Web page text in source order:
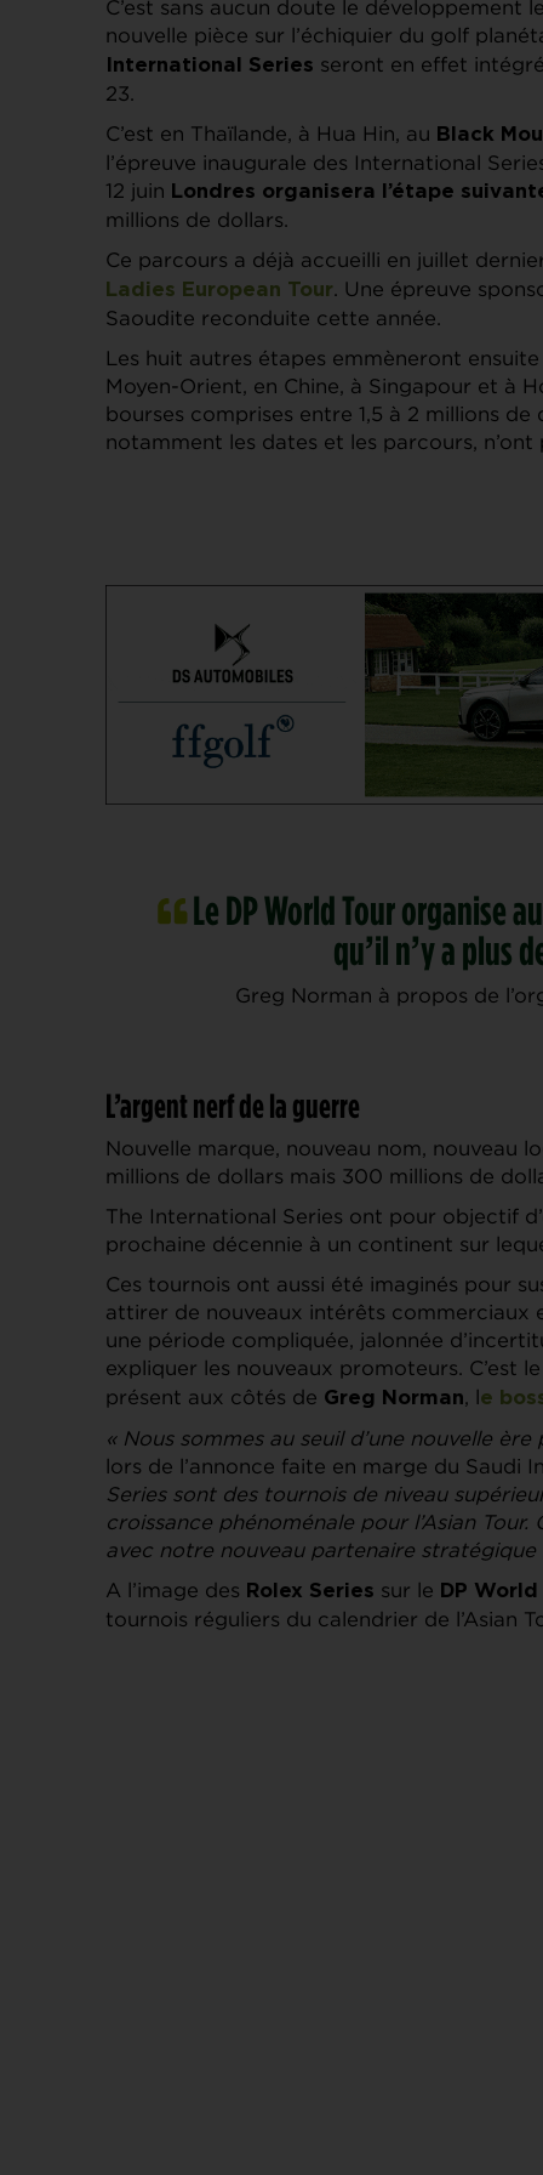
C’est sans aucun doute le développement
nouvelle pièce sur l’échiquier du golf
International Series seront en effet
23.
C’est en Thaïlande, à Hua Hin, au Black
l’épreuve inaugurale des International
12 juin Londres organisera l’étape
millions de dollars.
Ce parcours a déjà accueilli en juillet
Ladies European Tour. Une épreuve
Saoudite reconduite cette année.
Les huit autres étapes emmèneront
Moyen-Orient, en Chine, à Singapour et à
bourses comprises entre 1,5 à 2 millions
notamment les dates et les parcours, n’ont
Le DP World Tour organise
qu’il n’y a plus
Greg Norman à propos de
L’argent nerf de la guerre
Nouvelle marque, nouveau nom, nouveau
millions de dollars mais 300 millions de
The International Series ont pour objectif
prochaine décennie à un continent sur
Ces tournois ont aussi été imaginés pour
attirer de nouveaux intérêts commerciaux
une période compliquée, jalonnée
expliquer les nouveaux promoteurs. C’est
présent aux côtés de Greg Norman, le
« Nous sommes au seuil d’une nouvelle
lors de l’annonce faite en marge du Saudi
Series sont des tournois de niveau
croissance phénoménale pour l’Asian
avec notre nouveau partenaire stratégique
A l’image des Rolex Series sur le DP World
tournois réguliers du calendrier de l’Asian